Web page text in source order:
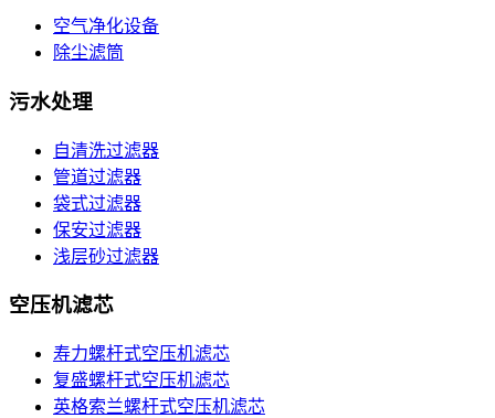
空气净化设备
除尘滤筒
污水处理
自清洗过滤器
管道过滤器
袋式过滤器
保安过滤器
浅层砂过滤器
空压机滤芯
寿力螺杆式空压机滤芯
复盛螺杆式空压机滤芯
英格索兰螺杆式空压机滤芯